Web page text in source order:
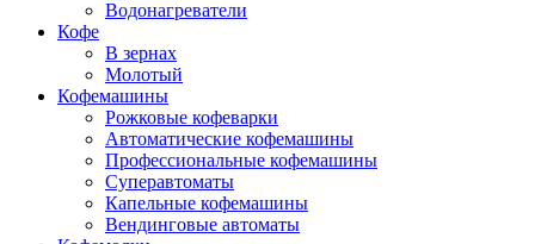
Водонагреватели
Кофе
В зернах
Молотый
Кофемашины
Рожковые кофеварки
Автоматические кофемашины
Профессиональные кофемашины
Суперавтоматы
Капельные кофемашины
Вендинговые автоматы